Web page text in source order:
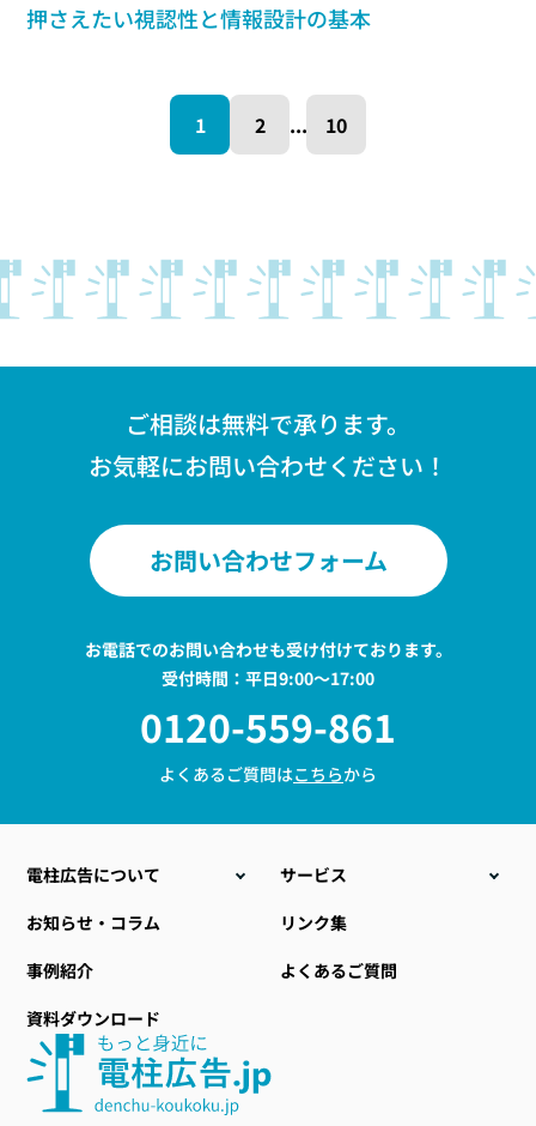
押さえたい視認性と情報設計の基本
1 2 ... 10
ご相談は無料で承ります。
お気軽にお問い合わせください！
お問い合わせフォーム
お電話でのお問い合わせも受け付けております。
受付時間：平日9:00〜17:00
0120-559-861
よくあるご質問はこちらから
電柱広告について
こんな時こそ電柱広告
電柱広告のデザイン
提出までの流れ
おすすめ空き電柱情報
サービス
電柱位置情報データ販売
お知らせ・コラム
リンク集
事例紹介
よくあるご質問
資料ダウンロード